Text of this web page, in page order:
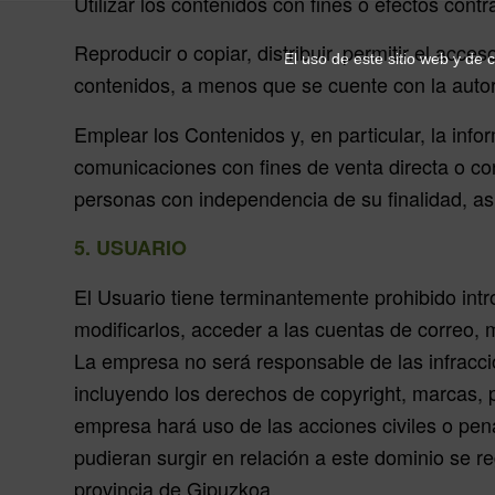
Reproducir o copiar, distribuir, permitir el
contenidos, a menos que se cuente con la
Emplear los Contenidos y, en particular, la
comunicaciones con fines de venta directa o
personas con independencia de su finalidad,
5. USUARIO
El Usuario tiene terminantemente prohibido
modificarlos, acceder a las cuentas de correo,
La empresa no será responsable de las
incluyendo los derechos de copyright,
empresa hará uso de las acciones civiles o
pudieran surgir en relación a este dominio se
provincia de Gipuzkoa.
El uso de este sitio web y de